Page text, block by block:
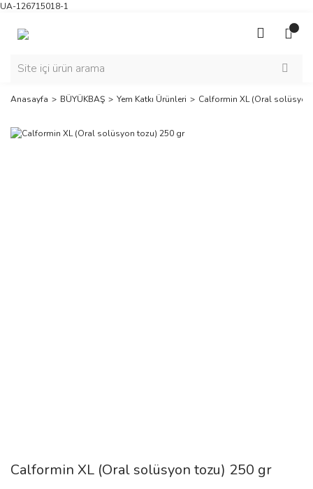
UA-126715018-1
Anasayfa BÜYÜKBAŞ Yem Katkı Ürünleri Calformin XL (Oral
Calformin XL (Oral solüsyon tozu) 250 gr